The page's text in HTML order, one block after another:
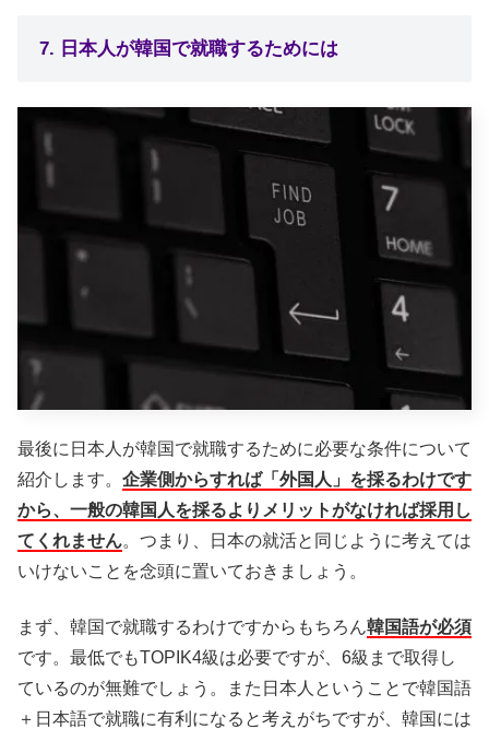
7. 日本人が韓国で就職するためには
最後に日本人が韓国で就職するために必要な条件について
紹介します。 企業側からすれば「外国人」を採るわけです
から、一般の韓国人を採るよりメリットがなければ採用し
てくれません。つまり、日本の就活と同じように考えては
いけないことを念頭に置いておきましょう。
まず、韓国で就職するわけですからもちろん韓国語が必須
です。最低でもTOPIK4級は必要ですが、6級まで取得し
ているのが無難でしょう。また日本人ということで韓国語
＋日本語で就職に有利になると考えがちですが、韓国には